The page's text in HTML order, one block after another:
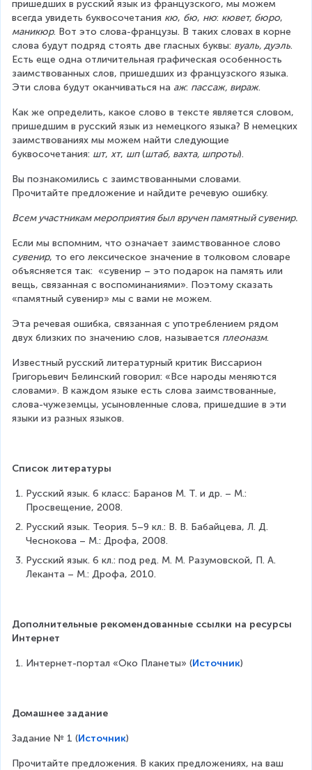
пришедших в русский язык из французского, мы можем
всегда увидеть буквосочетания кю, бю, ню: кювет, бюро,
маникюр. Вот это слова-французы. В таких словах в корне
слова будут подряд стоять две гласных буквы: вуаль, дуэль.
Есть еще одна отличительная графическая особенность
заимствованных слов, пришедших из французского языка.
Эти слова будут оканчиваться на аж: пассаж, вираж.
Как же определить, какое слово в тексте является словом,
пришедшим в русский язык из немецкого языка? В немецких
заимствованиях мы можем найти следующие
буквосочетания: шт, хт, шп (штаб, вахта, шпроты).
Вы познакомились с заимствованными словами.
Прочитайте предложение и найдите речевую ошибку.
Всем участникам мероприятия был вручен памятный сувенир.
Если мы вспомним, что означает заимствованное слово
сувенир, то его лексическое значение в толковом словаре
объясняется так:  «сувенир – это подарок на память или
вещь, связанная с воспоминаниями». Поэтому сказать
«памятный сувенир» мы с вами не можем.
Эта речевая ошибка, связанная с употреблением рядом
двух близких по значению слов, называется плеоназм.
Известный русский литературный критик Виссарион
Григорьевич Белинский говорил: «Все народы меняются
словами». В каждом языке есть слова заимствованные,
слова-чужеземцы, усыновленные слова, пришедшие в эти
языки из разных языков.
Список литературы
Русский язык. 6 класс: Баранов М. Т. и др. – М.:
Просвещение, 2008.
Русский язык. Теория. 5–9 кл.: В. В. Бабайцева, Л. Д.
Чеснокова – М.: Дрофа, 2008.
Русский язык. 6 кл.: под ред. М. М. Разумовской, П. А.
Леканта – М.: Дрофа, 2010.
Дополнительные рекомендованные ссылки на ресурсы
Интернет
Интернет-портал «Око Планеты» (Источник)
Домашнее задание
Задание № 1 (Источник)
Прочитайте предложения. В каких предложениях, на ваш